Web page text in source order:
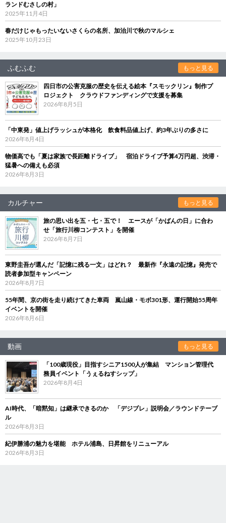
ランドむさしの村」
2025年11月4日
春だけじゃもったいないさくらの名所、加治川で秋のマルシェ
2025年10月23日
ふむふむ もっと見る
四日市の公害克服の歴史を伝える絵本『スモックリン』制作プ
ロジェクト クラウドファンディングで支援を募集
2026年8月5日
「中東発」値上げラッシュが本格化 飲食料品値上げ、約3年ぶりの多さに
2026年8月4日
物価高でも「夏は家族で長距離ドライブ」 宿泊ドライブ予算4万円超、渋滞・
猛暑への備えも必須
2026年8月3日
カルチャー もっと見る
旅の思い出を五・七・五で！ エースが「かばんの日」に合わ
せ「旅行川柳コンテスト」を開催
2026年8月7日
東野圭吾が選んだ「記憶に残る一文」はどれ？ 最新作『永遠の記憶』発売で
読者参加型キャンペーン
2026年8月7日
55年間、京の街を走り続けてきた車両 嵐山線・モボ301形、運行開始55周年
イベントを開催
2026年8月6日
動画 もっと見る
「100歳現役」目指すシニア1500人が集結 マンション管理代
務員イベント「うぇるねすシップ」
2026年8月4日
AI時代、「暗黙知」は継承できるのか 「デジブレ」説明会／ラウンドテーブ
ル
2026年8月3日
紀伊勝浦の魅力を堪能 ホテル浦島、日昇館をリニューアル
2026年8月3日